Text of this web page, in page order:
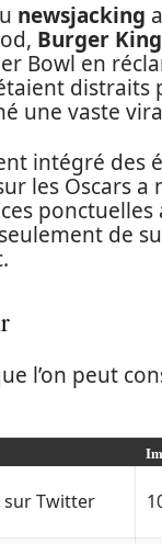
newsjacking
Burger King
Bowl en
distraits
une vaste
intégré des
les Oscars
ponctuelles
de
l’on peut
sur Twitter